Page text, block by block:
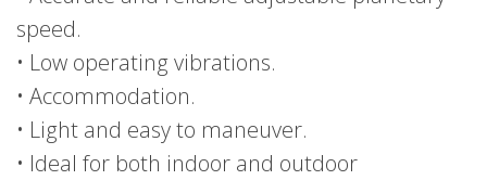
speed.
• Low operating vibrations.
• Accommodation.
• Light and easy to maneuver.
• Ideal for both indoor and outdoor